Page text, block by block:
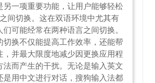
另一项重要功能，让用户能够轻松
间切换。这在双语环境中尤其有
可能经常在两种语言之间切换。
切换不仅能提高工作效率，还能帮
，并最大限度地减少因更换应用程
法而产生的干扰。无论是输入英文
是用中文进行对话，搜狗输入法都